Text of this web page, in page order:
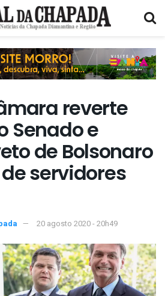
reverte
Senado e
de Bolsonaro
servidores
20 agosto 2020 - 20h49